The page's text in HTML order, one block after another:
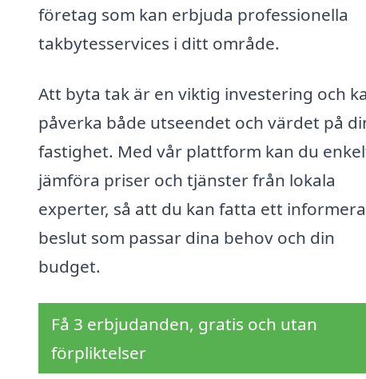
företag som kan erbjuda professionella
takbytesservices i ditt område.
Att byta tak är en viktig investering och
påverka både utseendet och värdet på
fastighet. Med vår plattform kan du
jämföra priser och tjänster från lokala
experter, så att du kan fatta ett
beslut som passar dina behov och din
budget.
Få 3 erbjudanden, gratis och utan
förpliktelser